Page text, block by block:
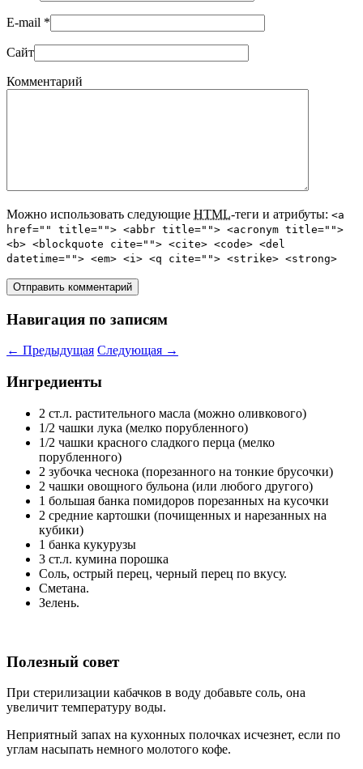
E-mail *
Сайт
Комментарий
Можно использовать следующие HTML-теги и атрибуты: <a
href="" title=""> <abbr title=""> <acronym title="">
<b> <blockquote cite=""> <cite> <code> <del
datetime=""> <em> <i> <q cite=""> <strike> <strong>
Навигация по записям
← Предыдущая Следующая →
Ингредиенты
2 ст.л. растительного масла (можно оливкового)
1/2 чашки лука (мелко порубленного)
1/2 чашки красного сладкого перца (мелко
порубленного)
2 зубочка чеснока (порезанного на тонкие брусочки)
2 чашки овощного бульона (или любого другого)
1 большая банка помидоров порезанных на кусочки
2 средние картошки (почищенных и нарезанных на
кубики)
1 банка кукурузы
3 ст.л. кумина порошка
Соль, острый перец, черный перец по вкусу.
Сметана.
Зелень.
Полезный совет
При стерилизации кабачков в воду добавьте соль, она
увеличит температуру воды.
Неприятный запах на кухонных полочках исчезнет, если по
углам насыпать немного молотого кофе.